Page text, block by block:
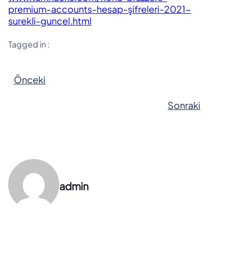
premium-accounts-hesap-şifreleri-2021-
surekli-guncel.html
Tagged in :
Önceki
Sonraki
admin